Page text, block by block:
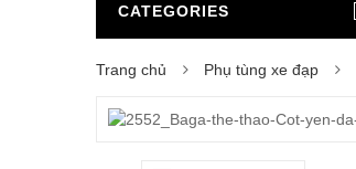
CATEGORIES
Trang chủ Phụ tùng xe đạp